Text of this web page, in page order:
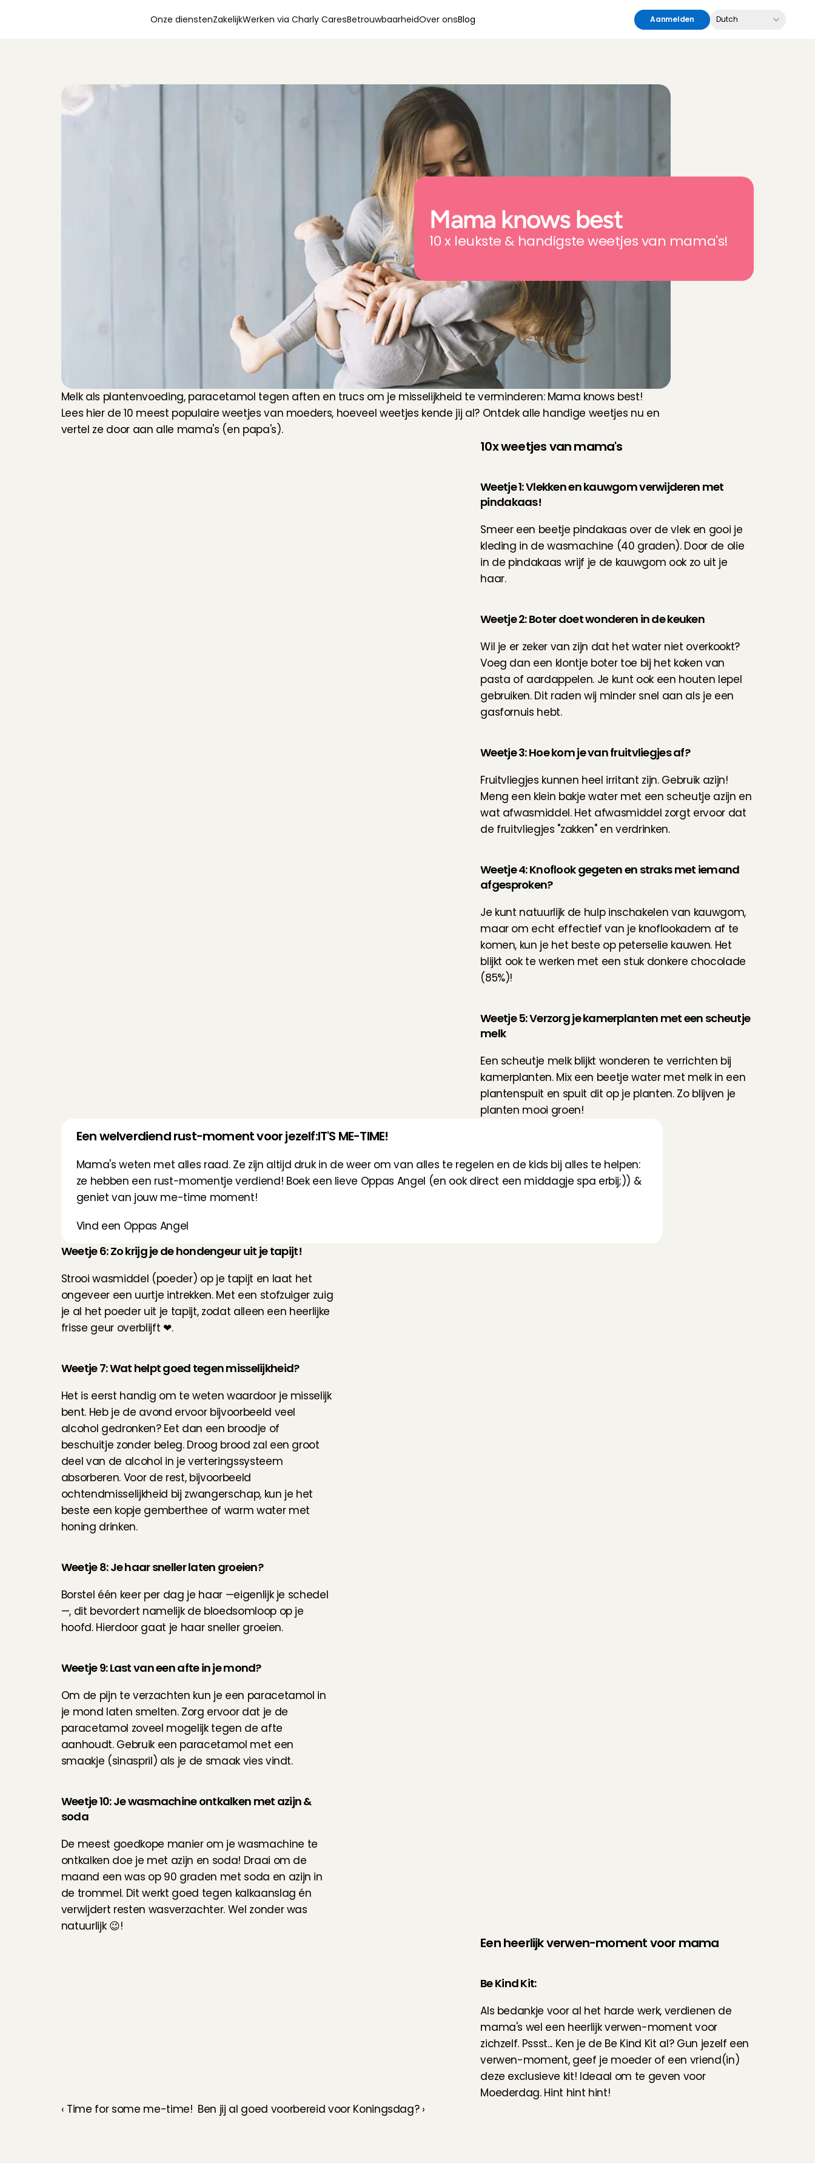
Onze dienstenZakelijkWerken via Charly CaresBetrouwbaarheidOver onsBlog Aanmelden Dutch
Mama knows best
10 x leukste & handigste weetjes van mama's!
Melk als plantenvoeding, paracetamol tegen aften en trucs om je misselijkheid te verminderen: Mama knows best!
Lees hier de 10 meest populaire weetjes van moeders, hoeveel weetjes kende jij al? Ontdek alle handige weetjes nu en
vertel ze door aan alle mama's (en papa's).
10x weetjes van mama's
Weetje 1: Vlekken en kauwgom verwijderen met
pindakaas!
Smeer een beetje pindakaas over de vlek en gooi je
kleding in de wasmachine (40 graden). Door de olie
in de pindakaas wrijf je de kauwgom ook zo uit je
haar.
Weetje 2: Boter doet wonderen in de keuken
Wil je er zeker van zijn dat het water niet overkookt?
Voeg dan een klontje boter toe bij het koken van
pasta of aardappelen. Je kunt ook een houten lepel
gebruiken. Dit raden wij minder snel aan als je een
gasfornuis hebt.
Weetje 3: Hoe kom je van fruitvliegjes af?
Fruitvliegjes kunnen heel irritant zijn. Gebruik azijn!
Meng een klein bakje water met een scheutje azijn en
wat afwasmiddel. Het afwasmiddel zorgt ervoor dat
de fruitvliegjes "zakken" en verdrinken.
Weetje 4: Knoflook gegeten en straks met iemand
afgesproken?
Je kunt natuurlijk de hulp inschakelen van kauwgom,
maar om echt effectief van je knoflookadem af te
komen, kun je het beste op peterselie kauwen. Het
blijkt ook te werken met een stuk donkere chocolade
(85%)!
Weetje 5: Verzorg je kamerplanten met een scheutje
melk
Een scheutje melk blijkt wonderen te verrichten bij
kamerplanten. Mix een beetje water met melk in een
plantenspuit en spuit dit op je planten. Zo blijven je
planten mooi groen!
Een welverdiend rust-moment voor jezelf:IT'S ME-TIME!
Mama's weten met alles raad. Ze zijn altijd druk in de weer om van alles te regelen en de kids bij alles te helpen:
ze hebben een rust-momentje verdiend! Boek een lieve Oppas Angel (en ook direct een middagje spa erbij;)) &
geniet van jouw me-time moment!
Vind een Oppas Angel
Weetje 6: Zo krijg je de hondengeur uit je tapijt!
Strooi wasmiddel (poeder) op je tapijt en laat het
ongeveer een uurtje intrekken. Met een stofzuiger zuig
je al het poeder uit je tapijt, zodat alleen een heerlijke
frisse geur overblijft ❤.
Weetje 7: Wat helpt goed tegen misselijkheid?
Het is eerst handig om te weten waardoor je misselijk
bent. Heb je de avond ervoor bijvoorbeeld veel
alcohol gedronken? Eet dan een broodje of
beschuitje zonder beleg. Droog brood zal een groot
deel van de alcohol in je verteringssysteem
absorberen. Voor de rest, bijvoorbeeld
ochtendmisselijkheid bij zwangerschap, kun je het
beste een kopje gemberthee of warm water met
honing drinken.
Weetje 8: Je haar sneller laten groeien?
Borstel één keer per dag je haar —eigenlijk je schedel
—, dit bevordert namelijk de bloedsomloop op je
hoofd. Hierdoor gaat je haar sneller groeien.
Weetje 9: Last van een afte in je mond?
Om de pijn te verzachten kun je een paracetamol in
je mond laten smelten. Zorg ervoor dat je de
paracetamol zoveel mogelijk tegen de afte
aanhoudt. Gebruik een paracetamol met een
smaakje (sinaspril) als je de smaak vies vindt.
Weetje 10: Je wasmachine ontkalken met azijn &
soda
De meest goedkope manier om je wasmachine te
ontkalken doe je met azijn en soda! Draai om de
maand een was op 90 graden met soda en azijn in
de trommel. Dit werkt goed tegen kalkaanslag én
verwijdert resten wasverzachter. Wel zonder was
natuurlijk 😉!
Een heerlijk verwen-moment voor mama
Be Kind Kit:
Als bedankje voor al het harde werk, verdienen de
mama's wel een heerlijk verwen-moment voor
zichzelf. Pssst... Ken je de Be Kind Kit al? Gun jezelf een
verwen-moment, geef je moeder of een vriend(in)
deze exclusieve kit! Ideaal om te geven voor
Moederdag. Hint hint hint!
‹ Time for some me-time! Ben jij al goed voorbereid voor Koningsdag? ›